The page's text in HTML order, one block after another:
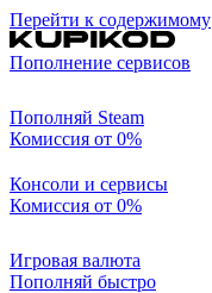
Перейти к содержимому
Пополнение сервисов
Пополняй Steam
Комиссия от 0%
Консоли и сервисы
Комиссия от 0%
Игровая валюта
Пополняй быстро